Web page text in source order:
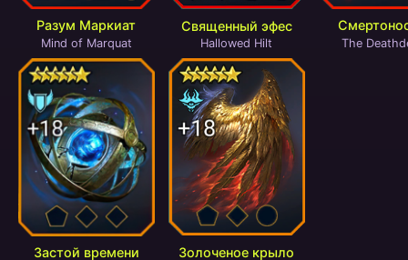
Разум Маркиат
Mind of Marquat
Священный эфес
Hallowed Hilt The
Застой времени Золоченое крыло